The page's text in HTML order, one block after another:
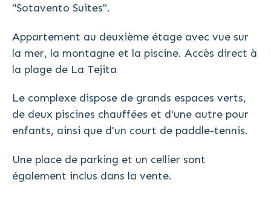
"Sotavento Suites".
Appartement au deuxième étage avec vue sur
la mer, la montagne et la piscine. Accès direct à
la plage de La Tejita
Le complexe dispose de grands espaces verts,
de deux piscines chauffées et d'une autre pour
enfants, ainsi que d'un court de paddle-tennis.
Une place de parking et un cellier sont
également inclus dans la vente.